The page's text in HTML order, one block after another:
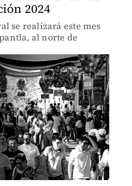
2024
se realizará este mes
al norte de